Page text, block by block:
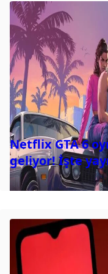
Netflix GTA 6
geliyor! İşte